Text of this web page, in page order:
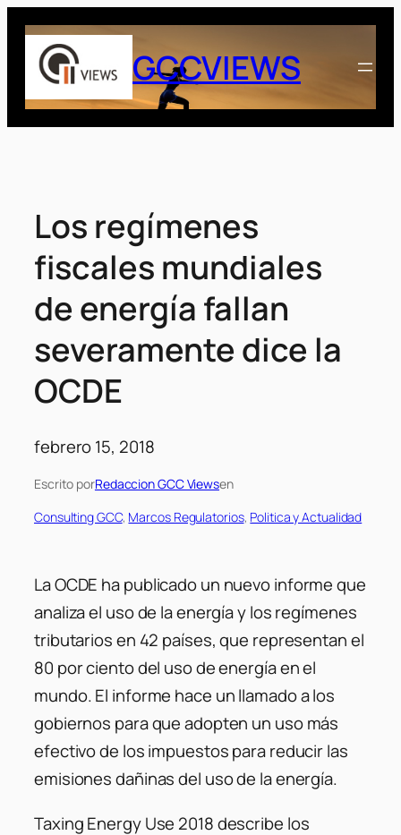
Saltar
contenido
GCCVIEWS
Los regímenes
fiscales mundiales
de energía fallan
severamente dice la
OCDE
febrero 15, 2018
Escrito porRedaccion GCC Viewsen
Consulting GCC, Marcos Regulatorios, Politica y Actualidad
La OCDE ha publicado un nuevo informe que
analiza el uso de la energía y los regímenes
tributarios en 42 países, que representan el
80 por ciento del uso de energía en el
mundo. El informe hace un llamado a los
gobiernos para que adopten un uso más
efectivo de los impuestos para reducir las
emisiones dañinas del uso de la energía.
Taxing Energy Use 2018 describe los